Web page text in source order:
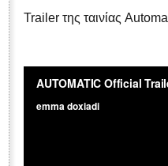
Trailer της ταινίας